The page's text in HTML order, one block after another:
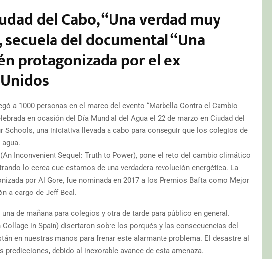
del Cabo, “Una verdad muy
del documental “Una
protagonizada por el ex
a 1000 personas en el marco del evento “Marbella Contra el Cambio
en ocasión del Día Mundial del Agua el 22 de marzo en Ciudad del
Schools, una iniciativa llevada a cabo para conseguir que los colegios de
Inconvenient Sequel: Truth to Power), pone el reto del cambio climático
lo cerca que estamos de una verdadera revolución energética. La
por Al Gore, fue nominada en 2017 a los Premios Bafta como Mejor
a cargo de Jeff Beal.
de mañana para colegios y otra de tarde para público en general.
in Spain) disertaron sobre los porqués y las consecuencias del
en nuestras manos para frenar este alarmante problema. El desastre al
debido al inexorable avance de esta amenaza.